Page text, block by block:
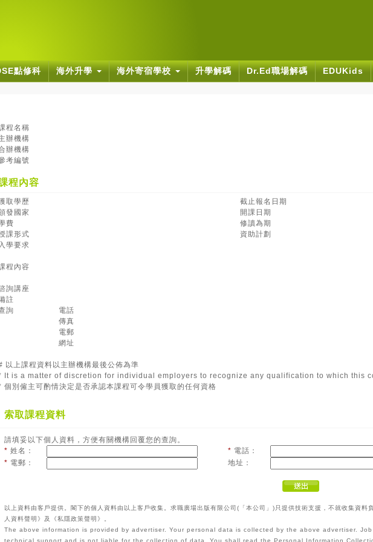
點修科 海外升學 海外寄宿學校 升學解碼 Dr.Ed職場解碼 EDUKids
程名稱
辦機構
辦機構
考編號
程內容
取學歷
截止報名日期
發國家
開課日期
費
修讀為期
課形式
資助計劃
入學要求
程內容
詢講座
註
詢
電話
傳真
電郵
網址
以上課程資料以主辦機構最後公佈為準
It is a matter of discretion for individual employers to recognize any qualification to which this
個別僱主可酌情決定是否承認本課程可令學員獲取的任何資格
索取課程資料
請填妥以下個人資料，方便有關機構回覆您的查詢。
* 姓名： * 電話：
* 電郵： 地址：
以上資料由客戶提供。閣下的個人資料由以上客戶收集。求職廣場出版有限公司(「本公司」)只提供技術支援，不就收集資
人資料聲明》及《私隱政策聲明》。
The above information is provided by advertiser. Your personal data is collected by the above advertiser.
technical support and is not liable for the collection of data. You shall read the Personal Information